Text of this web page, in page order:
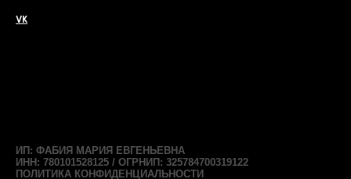
VK
ИП: ФАБИЯ МАРИЯ ЕВГЕНЬЕВНА
ИНН: 780101528125 / ОГРНИП: 325784700319122
ПОЛИТИКА КОНФИДЕНЦИАЛЬНОСТИ